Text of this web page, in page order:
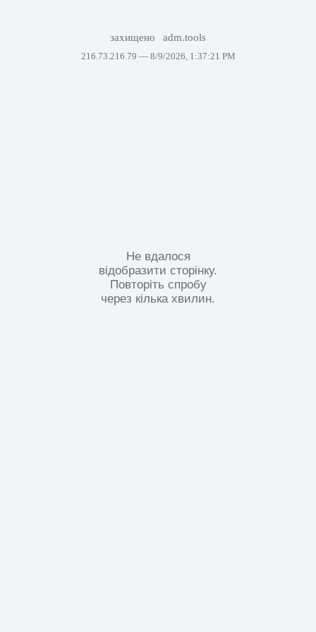
захищено adm.tools
216.73.216.79 — 8/9/2026, 1:37:21 PM
Не вдалося
відобразити сторінку.
Повторіть спробу
через кілька хвилин.